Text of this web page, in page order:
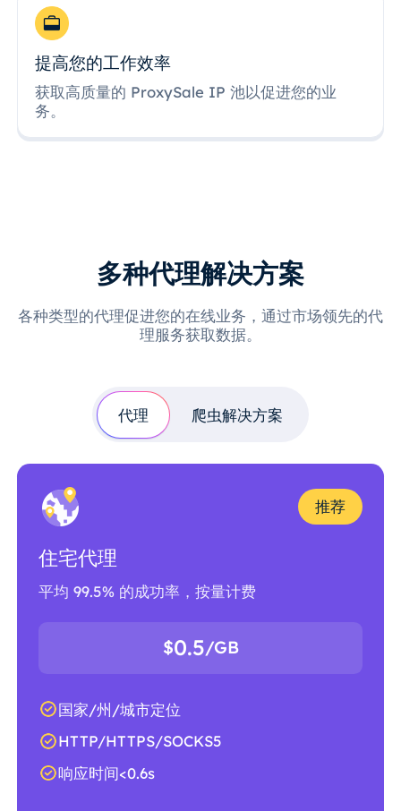
提高您的工作效率
获取高质量的 ProxySale IP 池以促进您的业
务。
多种代理解决方案
各种类型的代理促进您的在线业务，通过市场领先的代
理服务获取数据。
代理 爬虫解决方案
推荐
住宅代理
平均 99.5% 的成功率，按量计费
$0.5/GB
国家/州/城市定位
HTTP/HTTPS/SOCKS5
响应时间<0.6s